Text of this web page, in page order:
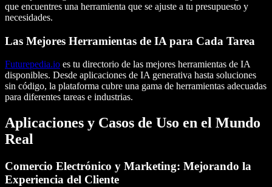
que encuentres una herramienta que se ajuste a tu presupuesto y
necesidades.
Las Mejores Herramientas de IA para Cada Tarea
Futurepedia.io es tu directorio de las mejores herramientas de IA
disponibles. Desde aplicaciones de IA generativa hasta soluciones
sin código, la plataforma cubre una gama de herramientas adecuadas
para diferentes tareas e industrias.
Aplicaciones y Casos de Uso en el Mundo
Real
Comercio Electrónico y Marketing: Mejorando la
Experiencia del Cliente